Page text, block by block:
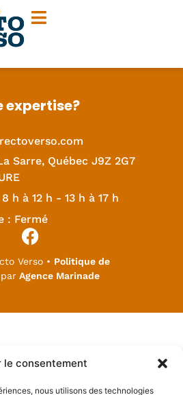
le consentement
nous utilisons des technologies
expertise?
Sarre, Québec J9Z 2G7
h à 12 h - 13 h à 17 h
: Fermé
Verso • Politique de
Agence Marinade